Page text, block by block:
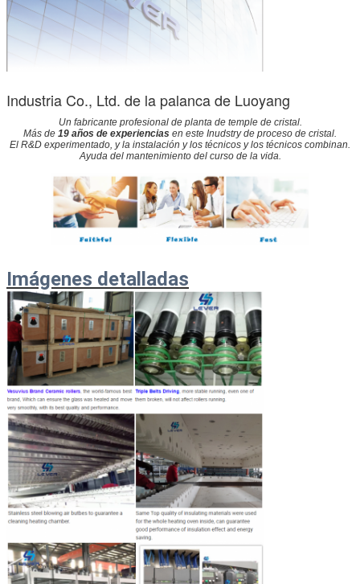
Industria Co., Ltd. de la palanca de Luoyang
Un fabricante profesional de planta de temple de cristal.
Más de 19 años de experiencias en este Inudstry de proceso de cristal.
El R&D experimentado, y la instalación y los técnicos y los técnicos combinan.
Ayuda del mantenimiento del curso de la vida.
Imágenes detalladas